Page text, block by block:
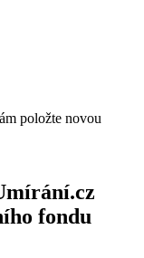
položte novou
fondu